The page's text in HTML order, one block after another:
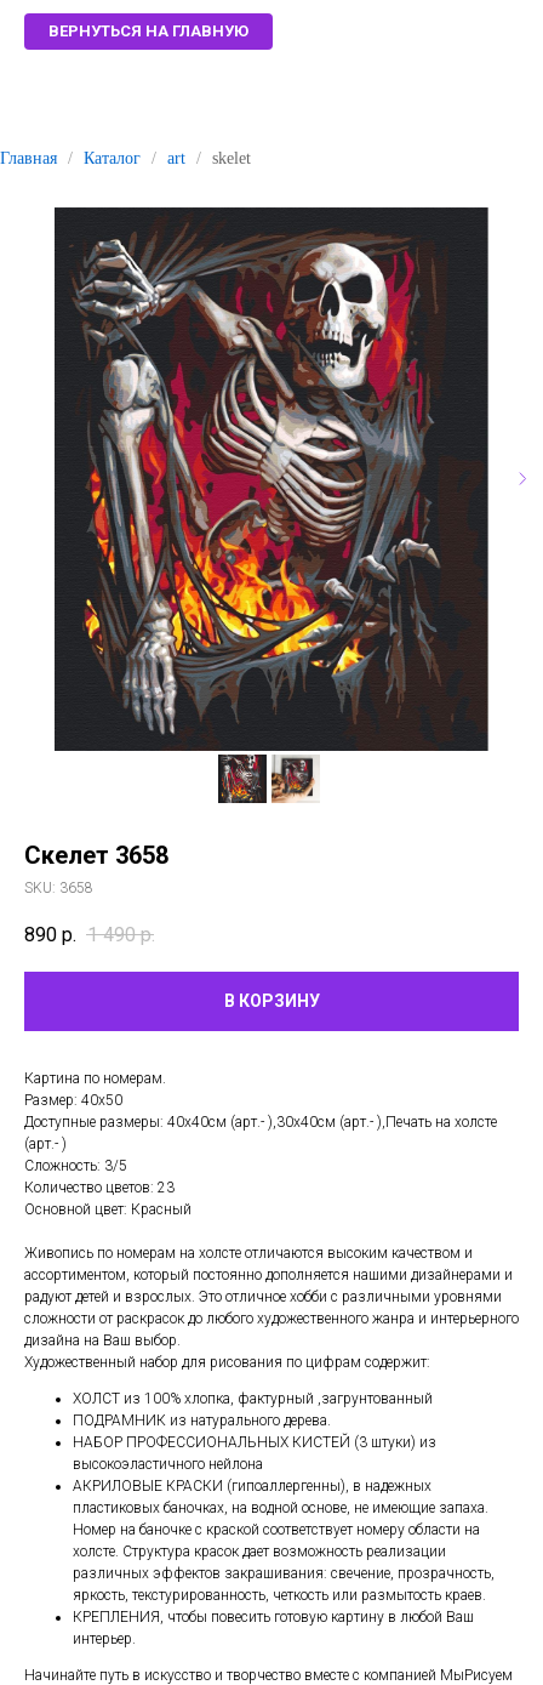
ВЕРНУТЬСЯ НА ГЛАВНУЮ
Главная / Каталог / art / skelet
Скелет 3658
SKU: 3658
890 р. 1 490 р.
В КОРЗИНУ
Картина по номерам.
Размер: 40х50
Доступные размеры: 40х40см (арт.- ),30х40см (арт.- ),Печать на холсте
(арт.- )
Сложность: 3/5
Количество цветов: 23
Основной цвет: Красный
Живопись по номерам на холсте отличаются высоким качеством и
ассортиментом, который постоянно дополняется нашими дизайнерами и
радуют детей и взрослых. Это отличное хобби с различными уровнями
сложности от раскрасок до любого художественного жанра и интерьерного
дизайна на Ваш выбор.
Художественный набор для рисования по цифрам содержит:
ХОЛСТ из 100% хлопка, фактурный ,загрунтованный
ПОДРАМНИК из натурального дерева.
НАБОР ПРОФЕССИОНАЛЬНЫХ КИСТЕЙ (3 штуки) из
высокоэластичного нейлона
АКРИЛОВЫЕ КРАСКИ (гипоаллергенны), в надежных
пластиковых баночках, на водной основе, не имеющие запаха.
Номер на баночке с краской соответствует номеру области на
холсте. Структура красок дает возможность реализации
различных эффектов закрашивания: свечение, прозрачность,
яркость, текстурированность, четкость или размытость краев.
КРЕПЛЕНИЯ, чтобы повесить готовую картину в любой Ваш
интерьер.
Начинайте путь в искусство и творчество вместе с компанией МыРисуем